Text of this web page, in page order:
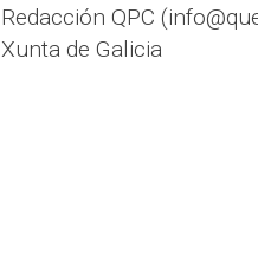
Redacción QPC
Xunta de Galicia